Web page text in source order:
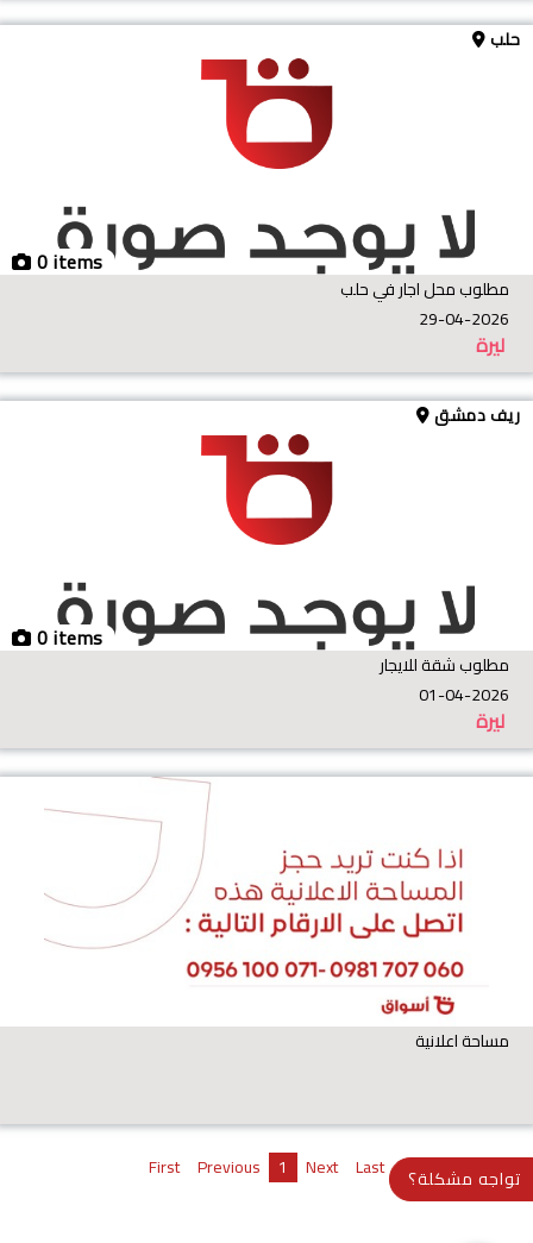
0 items
حلب
مطلوب محل اجار في حلب
29-04-2026
ليرة
0 items
ريف دمشق
مطلوب شقة للايجار
01-04-2026
ليرة
مساحة اعلانية
First Previous 1 Next Last تواجه مشكلة؟